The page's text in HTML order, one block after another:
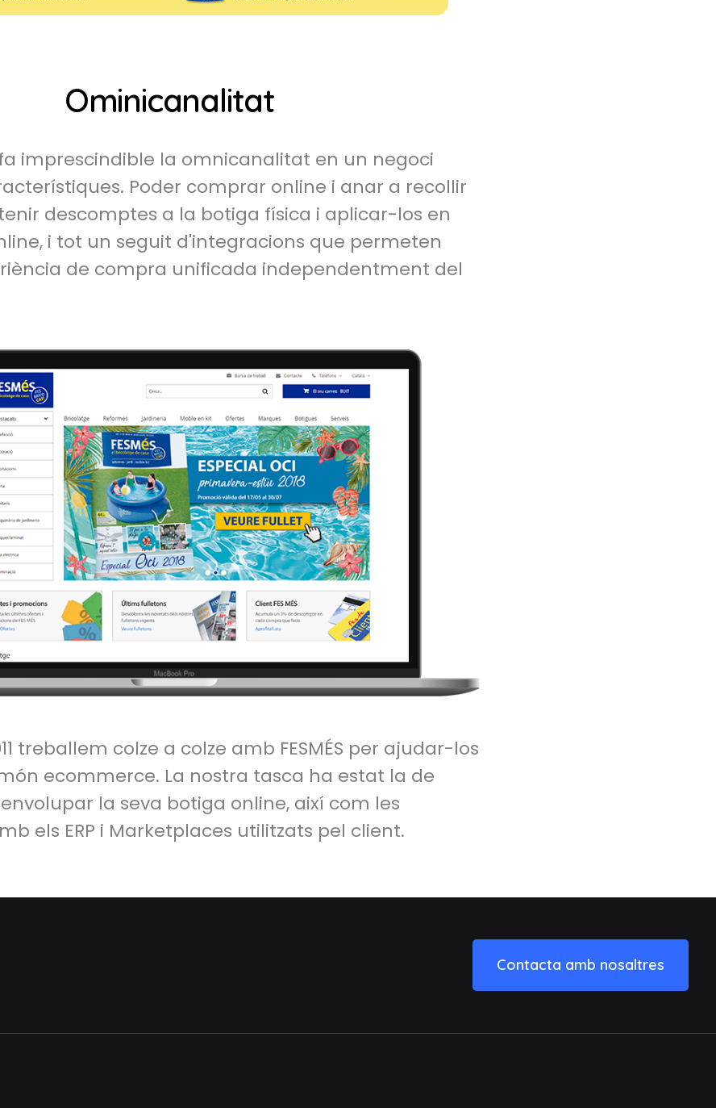
Ominicanalitat
imprescindible la omnicanalitat en un negoci
Poder comprar online i anar a recollir
descomptes a la botiga física i aplicar-los en
i tot un seguit d'integracions que permeten
de compra unificada independentment del
treballem colze a colze amb FESMÉS per ajudar-los
ecommerce. La nostra tasca ha estat la de
la seva botiga online, així com les
els ERP i Marketplaces utilitzats pel client.
Contacta amb nosaltres